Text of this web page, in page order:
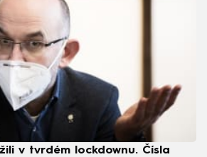
v tvrdém lockdownu. Čísla